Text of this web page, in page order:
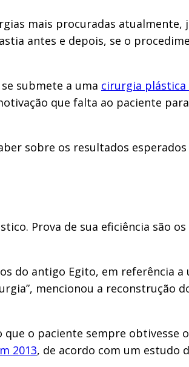
mais procuradas atualmente,
antes e depois, se o
submete a uma cirurgia plástica
que falta ao paciente
sobre os resultados
Prova de sua eficiência são
do antigo Egito, em referência a
mencionou a reconstrução
o paciente sempre obtivesse
2013, de acordo com um estudo